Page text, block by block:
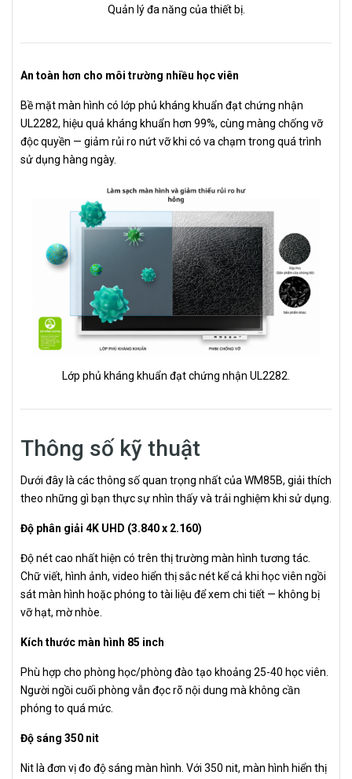
Quản lý đa năng của thiết bị.
An toàn hơn cho môi trường nhiều học viên
Bề mặt màn hình có lớp phủ kháng khuẩn đạt chứng nhận
UL2282, hiệu quả kháng khuẩn hơn 99%, cùng màng chống vỡ
độc quyền — giảm rủi ro nứt vỡ khi có va chạm trong quá trình
sử dụng hàng ngày.
Lớp phủ kháng khuẩn đạt chứng nhận UL2282.
Thông số kỹ thuật
Dưới đây là các thông số quan trọng nhất của WM85B, giải thích
theo những gì bạn thực sự nhìn thấy và trải nghiệm khi sử dụng.
Độ phân giải 4K UHD (3.840 x 2.160)
Độ nét cao nhất hiện có trên thị trường màn hình tương tác.
Chữ viết, hình ảnh, video hiển thị sắc nét kể cả khi học viên ngồi
sát màn hình hoặc phóng to tài liệu để xem chi tiết — không bị
vỡ hạt, mờ nhòe.
Kích thước màn hình 85 inch
Phù hợp cho phòng học/phòng đào tạo khoảng 25-40 học viên.
Người ngồi cuối phòng vẫn đọc rõ nội dung mà không cần
phóng to quá mức.
Độ sáng 350 nit
Nit là đơn vị đo độ sáng màn hình. Với 350 nit, màn hình hiển thị